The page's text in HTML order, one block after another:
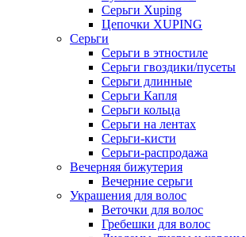
Серьги Xuping
Цепочки XUPING
Серьги
Серьги в этностиле
Серьги гвоздики/пусеты
Серьги длинные
Серьги Капля
Серьги кольца
Серьги на лентах
Серьги-кисти
Серьги-распродажа
Вечерняя бижутерия
Вечерние серьги
Украшения для волос
Веточки для волос
Гребешки для волос